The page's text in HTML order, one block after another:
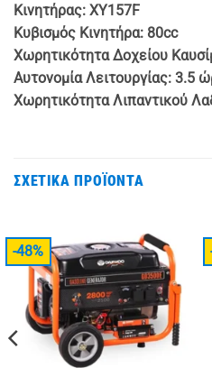
Κινητήρας: XY157F
Κυβισμός Κινητήρα: 80cc
Χωρητικότητα Δοχείου
Αυτονομία Λειτουργίας: 3.5
Χωρητικότητα Λιπαντικού
ΣΧΕΤΙΚΆ ΠΡΟΪΌΝΤΑ
-48%